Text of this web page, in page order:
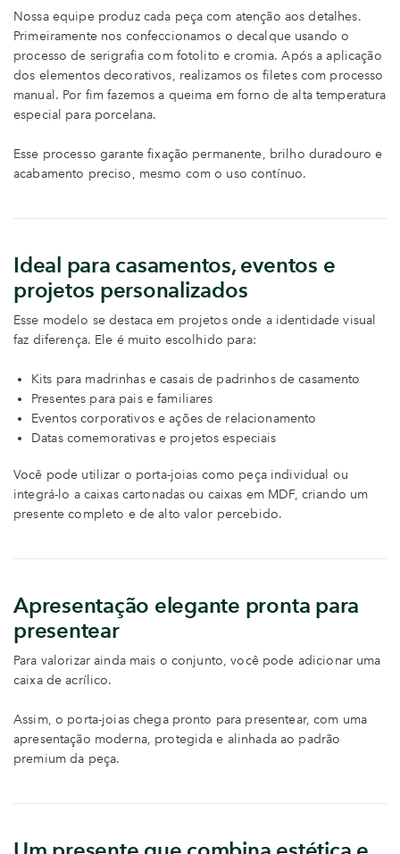
Nossa equipe produz cada peça com atenção aos detalhes.
Primeiramente nos confeccionamos o decalque usando o
processo de serigrafia com fotolito e cromia. Após a aplicação
dos elementos decorativos, realizamos os filetes com processo
manual. Por fim fazemos a queima em forno de alta temperatura
especial para porcelana.
Esse processo garante fixação permanente, brilho duradouro e
acabamento preciso, mesmo com o uso contínuo.
Ideal para casamentos, eventos e
projetos personalizados
Esse modelo se destaca em projetos onde a identidade visual
faz diferença. Ele é muito escolhido para:
Kits para madrinhas e casais de padrinhos de casamento
Presentes para pais e familiares
Eventos corporativos e ações de relacionamento
Datas comemorativas e projetos especiais
Você pode utilizar o porta-joias como peça individual ou
integrá-lo a caixas cartonadas ou caixas em MDF, criando um
presente completo e de alto valor percebido.
Apresentação elegante pronta para
presentear
Para valorizar ainda mais o conjunto, você pode adicionar uma
caixa de acrílico.
Assim, o porta-joias chega pronto para presentear, com uma
apresentação moderna, protegida e alinhada ao padrão
premium da peça.